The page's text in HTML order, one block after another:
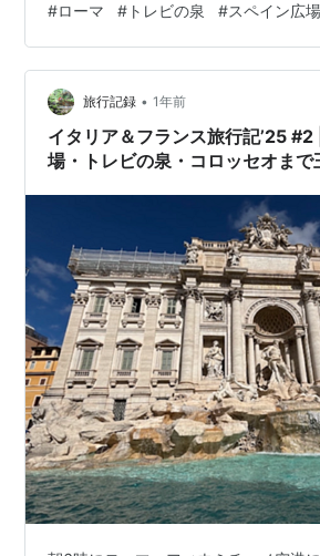
提供されるプレミアクラス。 帰りは夜
で軽食が出るビジネスクラス（日本で
ような席）にて帰ることにしましたが
差別を受けることに。軽食の代わりに
れ、後になって他の方は軽食が配られ
ことに・・・。 ローマに到着し、ス
#ローマ # トレビの泉 #スペイン広場
旅行記録 • 1年前
イタリア＆フランス旅行記’25
場・トレビの泉・コロッセオまで